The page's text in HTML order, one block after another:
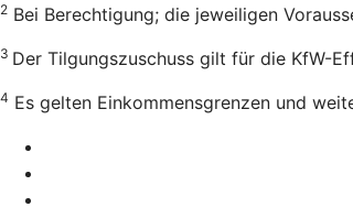
2 Bei Berechtigung; die jeweiligen
3 Der Tilgungszuschuss gilt für die KfW-
4 Es gelten Einkommensgrenzen und